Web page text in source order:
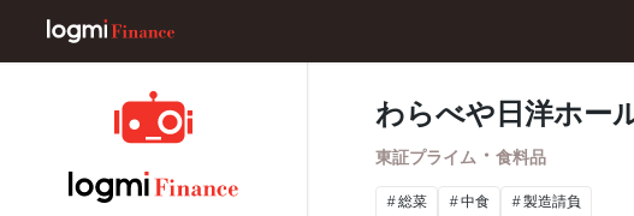
わらべや日洋ホー
東証プライム ・ 食料品
総菜 中食 製造請負